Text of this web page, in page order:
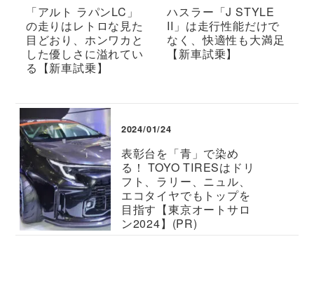
「アルト ラパンLC」
の走りはレトロな見た
目どおり、ホンワカと
した優しさに溢れてい
る【新車試乗】
ハスラー「J STYLE
II」は走行性能だけで
なく、快適性も大満足
【新車試乗】
2024/01/24
表彰台を「青」で染め
る！ TOYO TIRESはドリ
フト、ラリー、ニュル、
エコタイヤでもトップを
目指す【東京オートサロ
ン2024】(PR)